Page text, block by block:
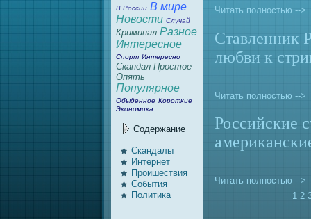
В России В мире
Новости Случай
Криминaл Разное
Интересное
Спорт Интересно
Скандал Простое
Опять
Популярное
Обыденное Короткие
Экономика
Содержание
Скандалы
Интернeт
Проишествия
События
Политика
Читать полностью -->
Ставленник
любви к
Читать полностью -->
Российские
Читать полностью -->
1 2